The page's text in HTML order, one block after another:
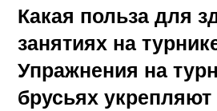
Какая польза для
занятиях на
Упражнения на
брусьях